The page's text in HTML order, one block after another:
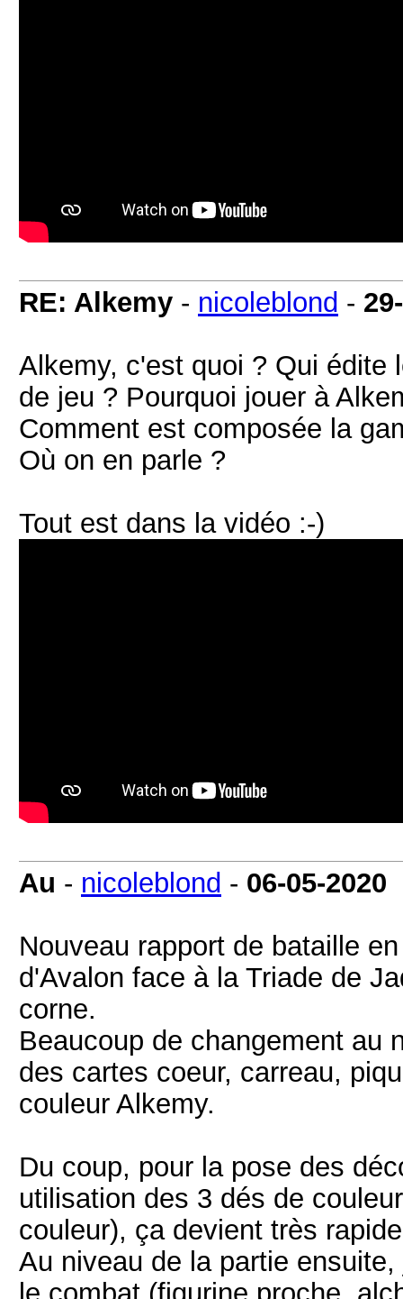
RE: Alkemy - nicoleblond -
Alkemy, c'est quoi ? Qui édite
de jeu ? Pourquoi jouer à
Comment est composée la
Où on en parle ?
Tout est dans la vidéo :-)
Au - nicoleblond - 06-05-2020
Nouveau rapport de bataille
d'Avalon face à la Triade de
corne.
Beaucoup de changement au
des cartes coeur, carreau,
couleur Alkemy.
Du coup, pour la pose des
utilisation des 3 dés de
couleur), ça devient très
Au niveau de la partie
le combat (figurine proche,